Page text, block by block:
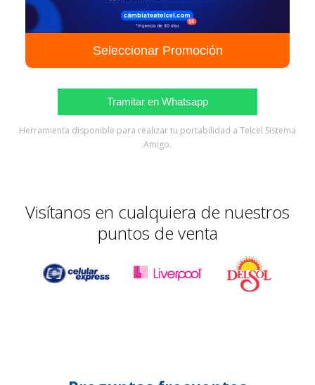
Seleccionar Promoción
Tramitar en Whatsapp
Herramienta disponible para realizar tu portabilidad a Telcel Sistema
Amigo.
Visítanos en cualquiera de nuestros
puntos de venta